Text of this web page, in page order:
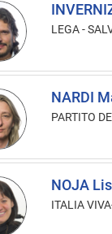
LEGA -
NARDI
PARTITO
NOJA
ITALIA